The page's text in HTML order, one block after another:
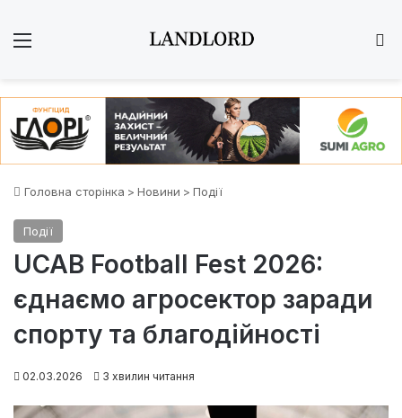
Головна сторінка > Новини > Події
Події
UCAB Football Fest 2026:
єднаємо агросектор заради
спорту та благодійності
02.03.2026 3 хвилин читання